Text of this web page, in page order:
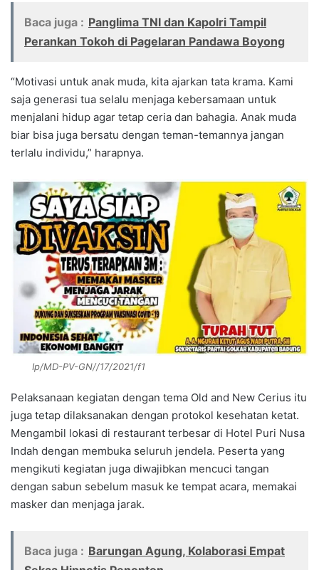
Baca juga : Panglima TNI dan Kapolri Tampil
Perankan Tokoh di Pagelaran Pandawa Boyong
“Motivasi untuk anak muda, kita ajarkan tata krama. Kami
saja generasi tua selalu menjaga kebersamaan untuk
menjalani hidup agar tetap ceria dan bahagia. Anak muda
biar bisa juga bersatu dengan teman-temannya jangan
terlalu individu,” harapnya.
Ip/MD-PV-GN//17/2021/f1
Pelaksanaan kegiatan dengan tema Old and New Cerius itu
juga tetap dilaksanakan dengan protokol kesehatan ketat.
Mengambil lokasi di restaurant terbesar di Hotel Puri Nusa
Indah dengan membuka seluruh jendela. Peserta yang
mengikuti kegiatan juga diwajibkan mencuci tangan
dengan sabun sebelum masuk ke tempat acara, memakai
masker dan menjaga jarak.
Baca juga : Barungan Agung, Kolaborasi Empat